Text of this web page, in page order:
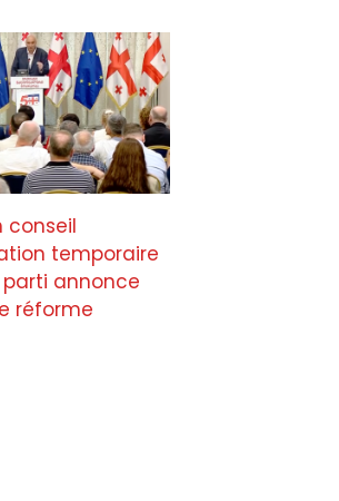
conseil
temporaire
annonce
réforme